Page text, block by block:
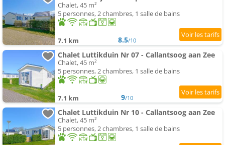
Chalet, 45 m²
5 personnes, 2 chambres, 1 salle de bains
7.1 km 8.5/10
Chalet Luttikduin Nr 07 - Callantsoog aan Zee
Chalet, 45 m²
5 personnes, 2 chambres, 1 salle de bains
7.1 km 9/10
Chalet Luttikduin Nr 10 - Callantsoog aan Zee
Chalet, 45 m²
5 personnes, 2 chambres, 1 salle de bains